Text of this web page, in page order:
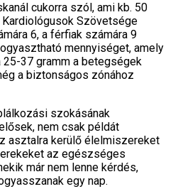
cukorra szól, ami kb. 50
Szövetsége
6, a férfiak számára 9
mennyiséget, amely
37 gramm a betegségek
a biztonságos zónához
szokásának
nem csak példát
asztalra kerülő élelmiszereket
az egészséges
már nem lenne kérdés,
egy nap.